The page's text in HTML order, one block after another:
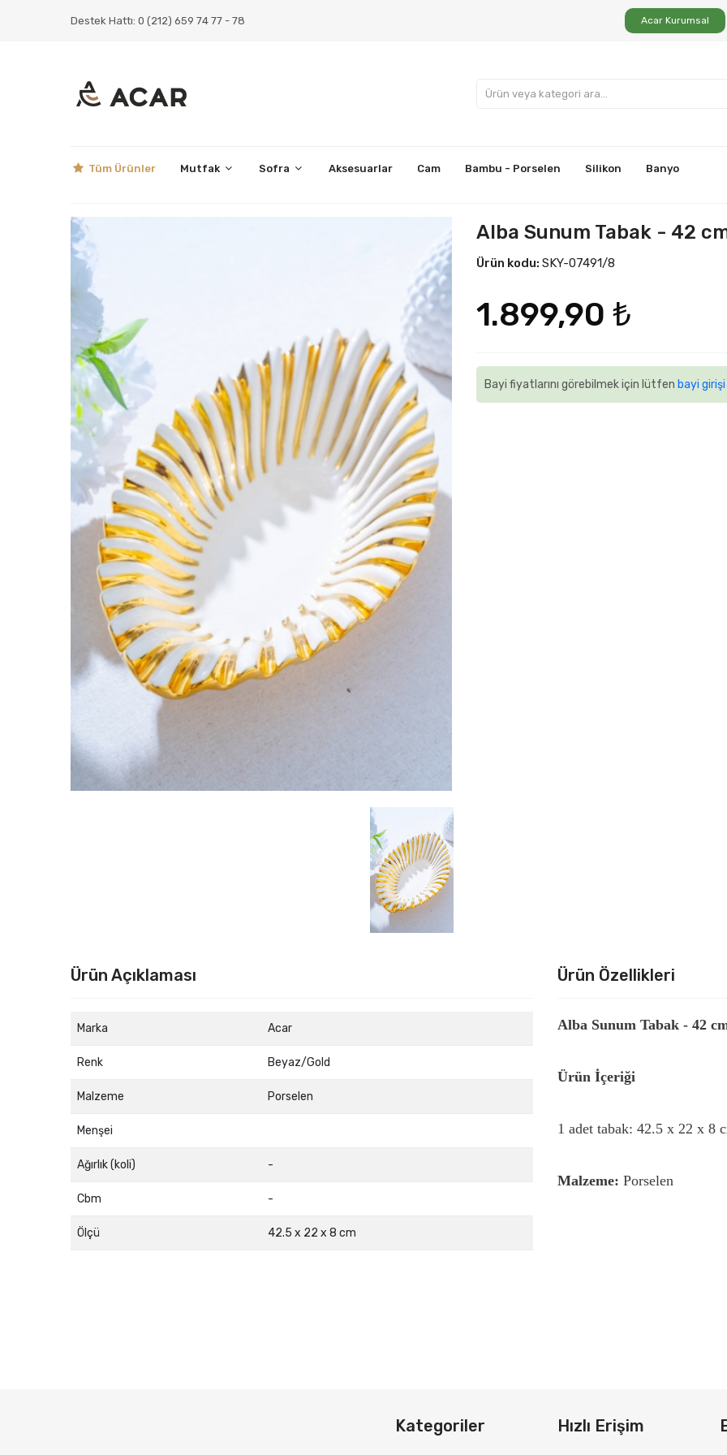
Destek Hattı: 0 (212) 659 74 77 - 78 Acar Kurumsal
Tüm Ürünler Mutfak Sofra Aksesuarlar Cam Bambu - Porselen Silikon Banyo
Alba Sunum Tabak - 42
Ürün kodu: SKY-07491/8
1.899,90 ₺
Bayi fiyatlarını görebilmek için lütfen bayi girişi
Ürün Açıklaması
Marka Acar
Renk Beyaz/Gold
Malzeme Porselen
Menşei
Ağırlık (koli) -
Cbm -
Ölçü 42.5 x 22 x 8 cm
Ürün Özellikleri
Alba Sunum Tabak - 42
Ürün İçeriği
1 adet tabak: 42.5 x 22 x 8
Malzeme: Porselen
Kategoriler Hızlı Erişim